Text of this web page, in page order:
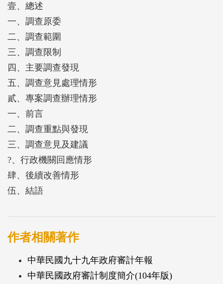
性土地現狀調查，違規使用案件管控機制欠周全，及
違規案件追蹤及列管機制未盡周延等情事，經函請臺
中市政府及所屬地政局研謀改善，臺中市政府已強化
對區公所的督導考核，並運用各類資訊系統輔助辦理
非都市土地使用管制業務，健全相關流程與制度，以
減少農地違規使用所造成之農地流失、農地及作物污
染等問題，維護民眾健康。
壹、總述
一、調查原委
二、調查範圍
三、調查限制
四、主要調查發現
五、調查意見處理情形
貳、專案調查辦理情形
一、前言
二、調查重點與發現
三、調查意見及建議
?、行政機關回應情形
肆、後續改善情形
伍、結語
作者相關著作
中華民國九十九年政府審計年報
中華民國政府審計制度簡介(104年版)